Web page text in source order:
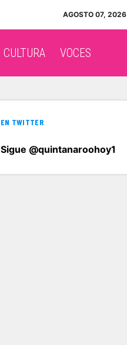
AGOSTO 07, 2026
CULTURA VOCES
EN TWITTER
Sigue @quintanaroohoy1